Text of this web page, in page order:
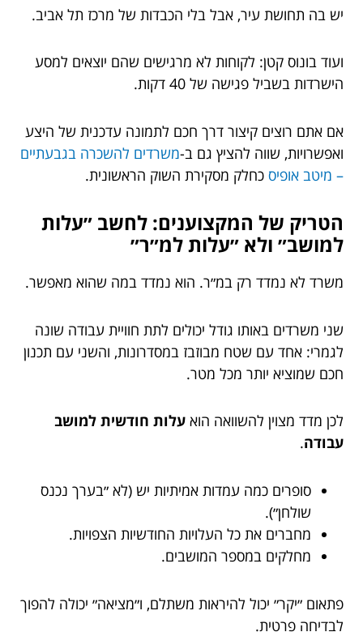
יש בה תחושת עיר, אבל בלי הכבדות של מרכז תל אביב.
ועוד בונוס קטן: לקוחות לא מרגישים שהם יוצאים למסע
הישרדות בשביל פגישה של 40 דקות.
אם אתם רוצים קיצור דרך חכם לתמונה עדכנית של היצע
ואפשרויות, שווה להציץ גם ב-משרדים להשכרה בגבעתיים
– מיטב אופיס כחלק מסקירת השוק הראשונית.
הטריק של המקצוענים: לחשב ״עלות
למושב״ ולא ״עלות למ״ר״
משרד לא נמדד רק במ״ר. הוא נמדד במה שהוא מאפשר.
שני משרדים באותו גודל יכולים לתת חוויית עבודה שונה
לגמרי: אחד עם שטח מבוזבז במסדרונות, והשני עם תכנון
חכם שמוציא יותר מכל מטר.
לכן מדד מצוין להשוואה הוא עלות חודשית למושב
עבודה.
סופרים כמה עמדות אמיתיות יש (לא ״בערך נכנס
שולחן״).
מחברים את כל העלויות החודשיות הצפויות.
מחלקים במספר המושבים.
פתאום ״יקר״ יכול להיראות משתלם, ו״מציאה״ יכולה להפוך
לבדיחה פרטית.